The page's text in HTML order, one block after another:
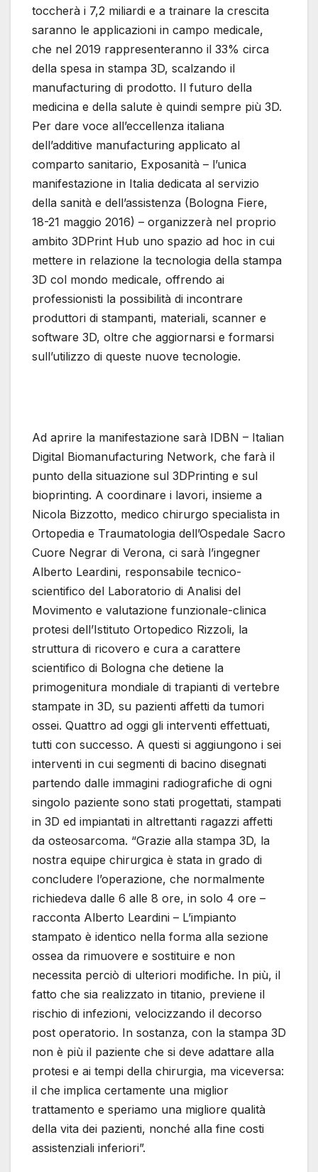
toccherà i 7,2 miliardi e a trainare la crescita
saranno le applicazioni in campo medicale,
che nel 2019 rappresenteranno il 33% circa
della spesa in stampa 3D, scalzando il
manufacturing di prodotto. Il futuro della
medicina e della salute è quindi sempre più 3D.
Per dare voce all’eccellenza italiana
dell’additive manufacturing applicato al
comparto sanitario, Exposanità – l’unica
manifestazione in Italia dedicata al servizio
della sanità e dell’assistenza (Bologna Fiere,
18-21 maggio 2016) – organizzerà nel proprio
ambito 3DPrint Hub uno spazio ad hoc in cui
mettere in relazione la tecnologia della stampa
3D col mondo medicale, offrendo ai
professionisti la possibilità di incontrare
produttori di stampanti, materiali, scanner e
software 3D, oltre che aggiornarsi e formarsi
sull’utilizzo di queste nuove tecnologie.
Ad aprire la manifestazione sarà IDBN – Italian
Digital Biomanufacturing Network, che farà il
punto della situazione sul 3DPrinting e sul
bioprinting. A coordinare i lavori, insieme a
Nicola Bizzotto, medico chirurgo specialista in
Ortopedia e Traumatologia dell’Ospedale Sacro
Cuore Negrar di Verona, ci sarà l’ingegner
Alberto Leardini, responsabile tecnico-
scientifico del Laboratorio di Analisi del
Movimento e valutazione funzionale-clinica
protesi dell’Istituto Ortopedico Rizzoli, la
struttura di ricovero e cura a carattere
scientifico di Bologna che detiene la
primogenitura mondiale di trapianti di vertebre
stampate in 3D, su pazienti affetti da tumori
ossei. Quattro ad oggi gli interventi effettuati,
tutti con successo. A questi si aggiungono i sei
interventi in cui segmenti di bacino disegnati
partendo dalle immagini radiografiche di ogni
singolo paziente sono stati progettati, stampati
in 3D ed impiantati in altrettanti ragazzi affetti
da osteosarcoma. “Grazie alla stampa 3D, la
nostra equipe chirurgica è stata in grado di
concludere l’operazione, che normalmente
richiedeva dalle 6 alle 8 ore, in solo 4 ore –
racconta Alberto Leardini – L’impianto
stampato è identico nella forma alla sezione
ossea da rimuovere e sostituire e non
necessita perciò di ulteriori modifiche. In più, il
fatto che sia realizzato in titanio, previene il
rischio di infezioni, velocizzando il decorso
post operatorio. In sostanza, con la stampa 3D
non è più il paziente che si deve adattare alla
protesi e ai tempi della chirurgia, ma viceversa:
il che implica certamente una miglior
trattamento e speriamo una migliore qualità
della vita dei pazienti, nonché alla fine costi
assistenziali inferiori”.